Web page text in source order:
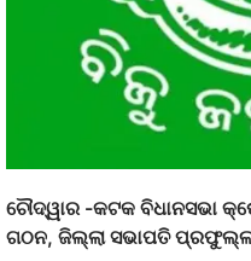
ଚୌଦ୍ୱାର -କଟକ ବିଧାନସଭା
ଗଠନ, ଜିଲ୍ଲା ସଭାପତି